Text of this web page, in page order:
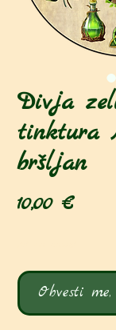
Divja
tinktura
bršljan
10,00 €Price
Obvesti